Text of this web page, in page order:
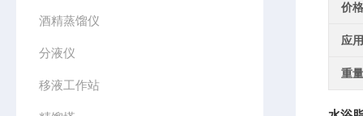
酒精蒸馏仪
分液仪
移液工作站
价
应
重量